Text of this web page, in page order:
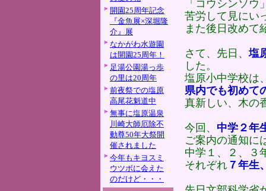
開園25周年記念
『金魚展×深堀隆
介』展
なかがわ水遊園
は開園25周年！
足湯公園湯っ歩
の里は20周年
前夜祭での塩原
高尾花魁道中
無事に塩原温泉
川崎大師厄除不
動尊50年大祭開
催されました
今年もキヨスミ
ウツボに会えた
のだけど・・・
「コウシンソ
苦労して見にい
また後日改めて
さて、先日、塩
した。
塩原小中学校は
県内でも初めて
真新しい、木の
今回、 中学２年
ご案内の通知に
中学１、２、３
それぞれ ７年生